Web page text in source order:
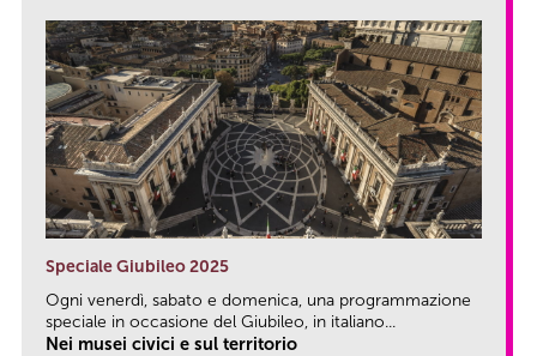
Speciale Giubileo 2025
Ogni venerdì, sabato e domenica, una programmazione
speciale in occasione del Giubileo, in italiano...
Nei musei civici e sul territorio